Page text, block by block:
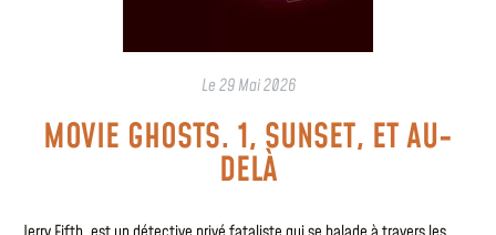
Le29 Mai 2026
MOVIE GHOSTS. 1, SUNSET, ET AU-
DELÀ